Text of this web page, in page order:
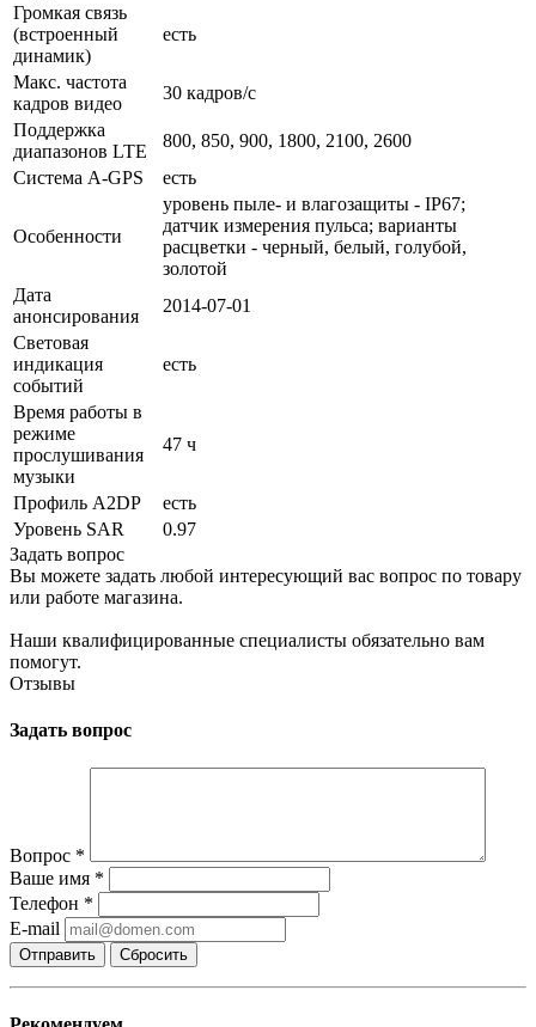
Громкая связь
(встроенный
динамик)
есть
Макс. частота
кадров видео
30 кадров/с
Поддержка
диапазонов LTE
800, 850, 900, 1800, 2100, 2600
Cистема A-GPS
есть
Особенности
уровень пыле- и влагозащиты - IP67;
датчик измерения пульса; варианты
расцветки - черный, белый, голубой,
золотой
Дата
анонсирования
2014-07-01
Световая
индикация
событий
есть
Время работы в
режиме
прослушивания
музыки
47 ч
Профиль A2DP
есть
Уровень SAR
0.97
Задать вопрос
Вы можете задать любой интересующий вас вопрос по товару
или работе магазина.
Наши квалифицированные специалисты обязательно вам
помогут.
Отзывы
Задать вопрос
Вопрос *
Ваше имя *
Телефон *
E-mail
Сбросить